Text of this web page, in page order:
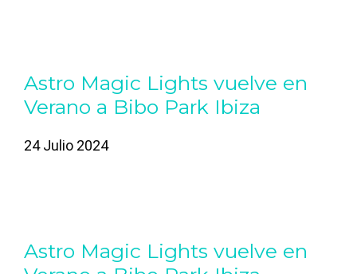
Astro Magic Lights vuelve en
Verano a Bibo Park Ibiza
24 Julio 2024
Astro Magic Lights vuelve en